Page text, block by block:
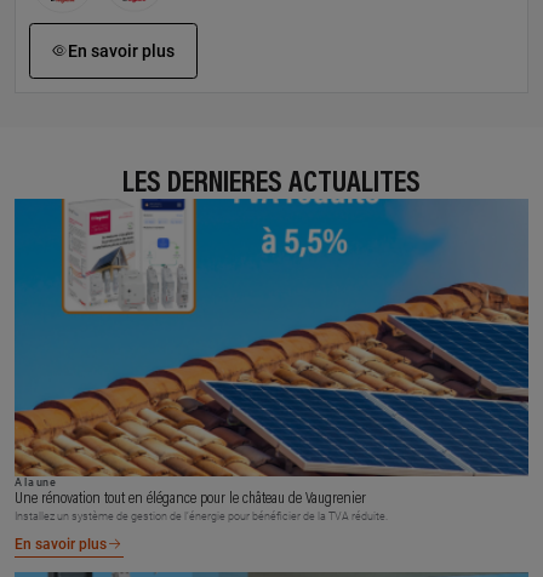
En savoir plus
LES DERNIÈRES ACTUALITÉS
À la une
Une rénovation tout en élégance pour le château de Vaugrenier
Installez un système de gestion de l’énergie pour bénéficier de la TVA réduite.
En savoir plus